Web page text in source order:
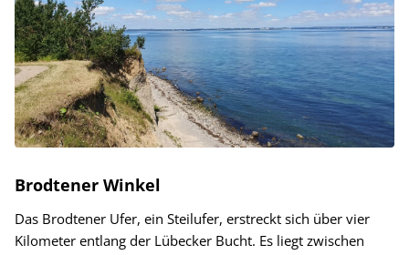
Brodtener Winkel
Das Brodtener Ufer, ein Steilufer, erstreckt sich über vier
Kilometer entlang der Lübecker Bucht. Es liegt zwischen